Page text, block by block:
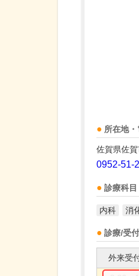
所在地
佐賀県佐
0952-51-
診療科目
内科 消
診療/受
外来受